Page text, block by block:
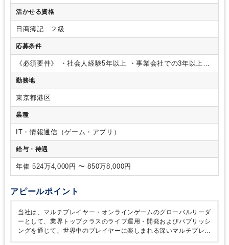
ゲームの制作・開発、配信を手掛ける会社です。2011年12月
に東京証券取引所第一部（現在のプライム市場）へ上場し、代
表的作である『メイプルストーリー』、『マビノギ』、『アラ
ド戦記』をはじめとする40を超えるゲームを、190を超える国
と地域でPC、コンソール及びモバイル向けに提供していま
す。【組織について】経理チームは単体経理業務及びグルー
プ本社業務の一部を担当しています。 具体的には日々の会計
処理から会計決算・計算書類などの作成、監査法人対応、税務
申告書の作成、税務調査対応など様々な業務を行っています。
計算書類/単体財務諸表作成
申告作成サポート
業部門のサポート・各種レポートの作成・各種プロジェクト
対応【ポジションの役割】・担当者として各種業務をご担当
いただきます。・即戦力としての活躍ができる人【職場の環
境】 所属する経理財務部は約15名、経理チームは4名が所属し
ています。【キャリアパス】・チーム内のジョブローテーシ
ョンを経て、本人の適性・能力により他のチームへの異動も可
活かせる資格
日商簿記 ２級
応募条件
《必須要件》 ・社会人経験5年以上 ・事業会社での3年以上の
経理実務経験・現業部門や金融機関と接する機会が多いた
め、積極的なコミュニケーションをとることができる方
商簿記2級程度の会計知識
およびITスキル
読み書きレベルで構いません。
ますが必須ではございません。） 《尚可要件》・英語スキル
（TOEIC700程度）・税理士（法人・消費税）
事業に対する関心を持ち当事者として貢献するマインドを持っ
ている方・積極的に業務に取り組み、やり遂げる責任感のあ
とができる方 ・事業部門や関連会社に対して積極的かつ柔軟
に対応できる方・業務に取り組む中で会計・税務のスキルの
勤務地
東京都港区
業種
IT・情報通信（ゲーム・アプリ）
給与・待遇
年俸 524万4,000円 〜 850万8,000円
アピールポイント
当社は、マルチプレイヤー・オンラインゲームのグローバルリーダ
ーとして、業界トップクラスのライブ運用・開発およびパブリッシ
ングを通じて、世界中のプレイヤーに楽しまれる深いマルチプレイ